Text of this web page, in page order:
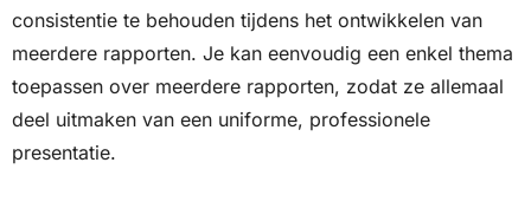
consistentie te behouden tijdens het ontwikkelen van
meerdere rapporten. Je kan eenvoudig een enkel thema
toepassen over meerdere rapporten, zodat ze allemaal
deel uitmaken van een uniforme, professionele
presentatie.